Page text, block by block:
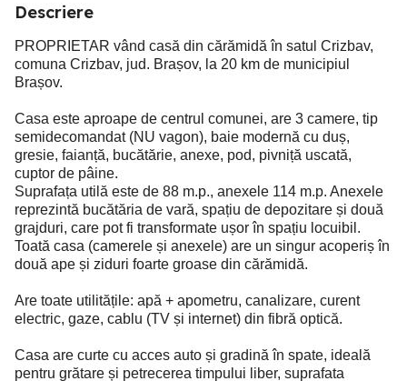
Descriere
PROPRIETAR vând casă din cărămidă în satul Crizbav,
comuna Crizbav, jud. Brașov, la 20 km de municipiul
Brașov.
Casa este aproape de centrul comunei, are 3 camere, tip
semidecomandat (NU vagon), baie modernă cu duș,
gresie, faianță, bucătărie, anexe, pod, pivniță uscată,
cuptor de pâine.
Suprafața utilă este de 88 m.p., anexele 114 m.p. Anexele
reprezintă bucătăria de vară, spațiu de depozitare și două
grajduri, care pot fi transformate ușor în spațiu locuibil.
Toată casa (camerele și anexele) are un singur acoperiș în
două ape și ziduri foarte groase din cărămidă.
Are toate utilitățile: apă + apometru, canalizare, curent
electric, gaze, cablu (TV și internet) din fibră optică.
Casa are curte cu acces auto și gradină în spate, ideală
pentru grătare și petrecerea timpului liber, suprafata